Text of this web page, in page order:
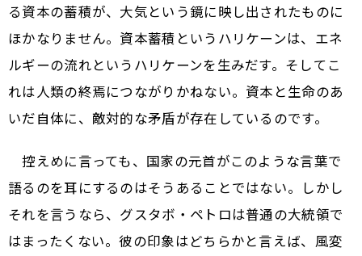
る資本の蓄積が、大気という鏡に映し出されたものに
ほかなりません。資本蓄積というハリケーンは、エネ
ルギーの流れというハリケーンを生みだす。そしてこ
れは人類の終焉につながりかねない。資本と生命のあ
いだ自体に、敵対的な矛盾が存在しているのです。
控えめに言っても、国家の元首がこのような言葉で
語るのを耳にするのはそうあることではない。しかし
それを言うなら、グスタボ・ペトロは普通の大統領で
はまったくない。彼の印象はどちらかと言えば、風変